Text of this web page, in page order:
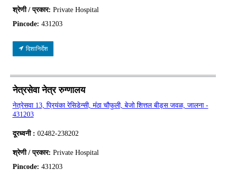
श्रेणी / प्रकार: Private Hospital
Pincode: 431203
दिशानिर्देश
नेत्रसेवा नेत्र रुग्णालय
नेत्रेसवा 13, प्रियंका रेसिडेन्सी, मंंठा चौफुली, बेजो शित्तल बीड्स जवळ, जालना -
431203
दूरध्वनी : 02482-238202
श्रेणी / प्रकार: Private Hospital
Pincode: 431203